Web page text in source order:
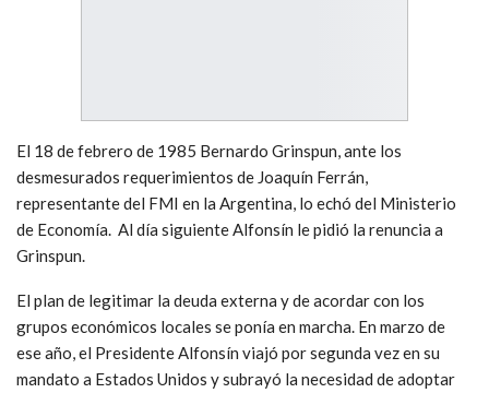
El 18 de febrero de 1985 Bernardo Grinspun, ante los
desmesurados requerimientos de Joaquín Ferrán,
representante del FMI en la Argentina, lo echó del Ministerio
de Economía. Al día siguiente Alfonsín le pidió la renuncia a
Grinspun.
El plan de legitimar la deuda externa y de acordar con los
grupos económicos locales se ponía en marcha. En marzo de
ese año, el Presidente Alfonsín viajó por segunda vez en su
mandato a Estados Unidos y subrayó la necesidad de adoptar